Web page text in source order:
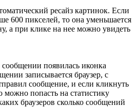
ресайз картинок. Если
600 пикселей, то она уменьшается
а при клике на нее можно увидеть
появилась иконка
записывается браузер, с
сообщение, и если кликнуть
можно попасть на статистику
браузеров сколько сообщений